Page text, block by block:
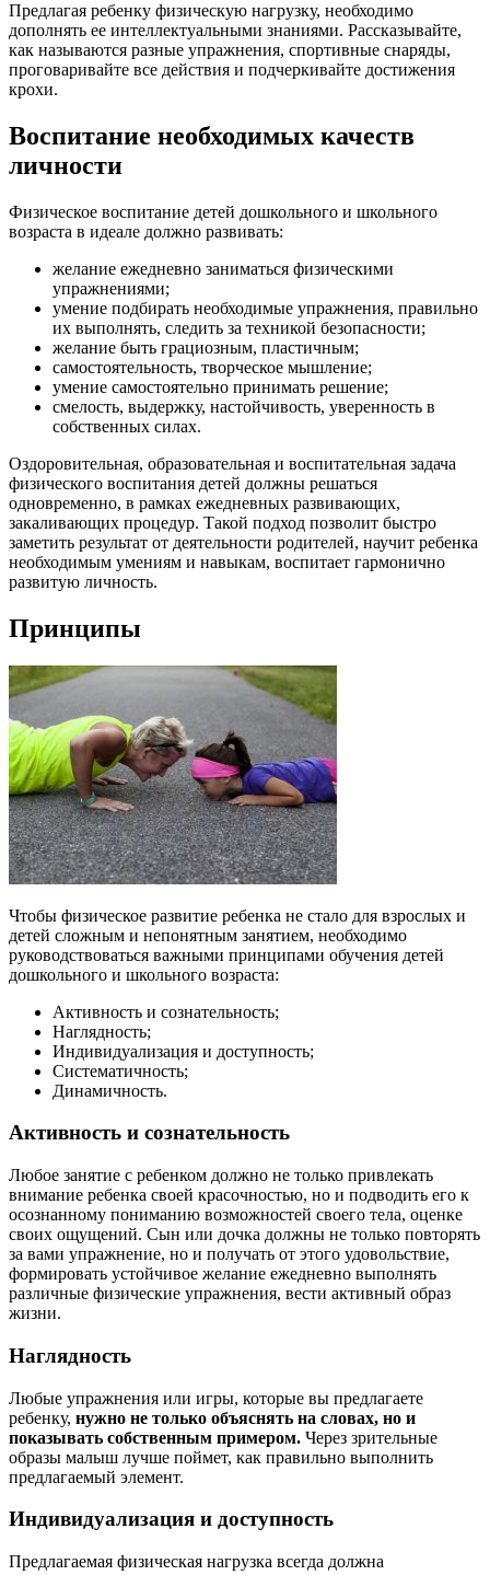
Предлагая ребенку физическую нагрузку, необходимо
дополнять ее интеллектуальными знаниями. Рассказывайте,
как называются разные упражнения, спортивные снаряды,
проговаривайте все действия и подчеркивайте достижения
крохи.
Воспитание необходимых качеств
личности
Физическое воспитание детей дошкольного и школьного
возраста в идеале должно развивать:
желание ежедневно заниматься физическими
упражнениями;
умение подбирать необходимые упражнения, правильно
их выполнять, следить за техникой безопасности;
желание быть грациозным, пластичным;
самостоятельность, творческое мышление;
умение самостоятельно принимать решение;
смелость, выдержку, настойчивость, уверенность в
собственных силах.
Оздоровительная, образовательная и воспитательная задача
физического воспитания детей должны решаться
одновременно, в рамках ежедневных развивающих,
закаливающих процедур. Такой подход позволит быстро
заметить результат от деятельности родителей, научит ребенка
необходимым умениям и навыкам, воспитает гармонично
развитую личность.
Принципы
Чтобы физическое развитие ребенка не стало для взрослых и
детей сложным и непонятным занятием, необходимо
руководствоваться важными принципами обучения детей
дошкольного и школьного возраста:
Активность и сознательность;
Наглядность;
Индивидуализация и доступность;
Систематичность;
Динамичность.
Активность и сознательность
Любое занятие с ребенком должно не только привлекать
внимание ребенка своей красочностью, но и подводить его к
осознанному пониманию возможностей своего тела, оценке
своих ощущений. Сын или дочка должны не только повторять
за вами упражнение, но и получать от этого удовольствие,
формировать устойчивое желание ежедневно выполнять
различные физические упражнения, вести активный образ
жизни.
Наглядность
Любые упражнения или игры, которые вы предлагаете
ребенку, нужно не только объяснять на словах, но и
показывать собственным примером. Через зрительные
образы малыш лучше поймет, как правильно выполнить
предлагаемый элемент.
Индивидуализация и доступность
Предлагаемая физическая нагрузка всегда должна